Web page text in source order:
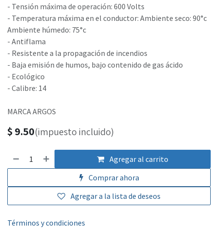
- Tensión máxima de operación: 600 Volts
- Temperatura máxima en el conductor: Ambiente seco: 90°c
Ambiente húmedo: 75°c
- Antiflama
- Resistente a la propagación de incendios
- Baja emisión de humos, bajo contenido de gas ácido
- Ecológico
- Calibre: 14
MARCA ARGOS
$ 9.50(impuesto incluido)
Agregar al carrito
Comprar ahora
Agregar a la lista de deseos
Términos y condiciones